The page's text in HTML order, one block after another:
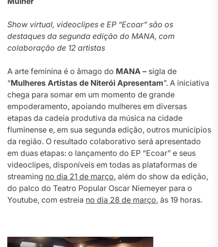
Show virtual, videoclipes e EP “Ecoar” são os
destaques da segunda edição do MANA, com
colaboração de 12 artistas
A arte feminina é o âmago do MANA – sigla de
“Mulheres Artistas de Niterói Apresentam”. A iniciativa
chega para somar em um momento de grande
empoderamento, apoiando mulheres em diversas
etapas da cadeia produtiva da música na cidade
fluminense e, em sua segunda edição, outros municípios
da região. O resultado colaborativo será apresentado
em duas etapas: o lançamento do EP “Ecoar” e seus
videoclipes, disponíveis em todas as plataformas de
streaming no dia 21 de março, além do show da edição,
do palco do Teatro Popular Oscar Niemeyer para o
Youtube, com estreia no dia 28 de março, às 19 horas.